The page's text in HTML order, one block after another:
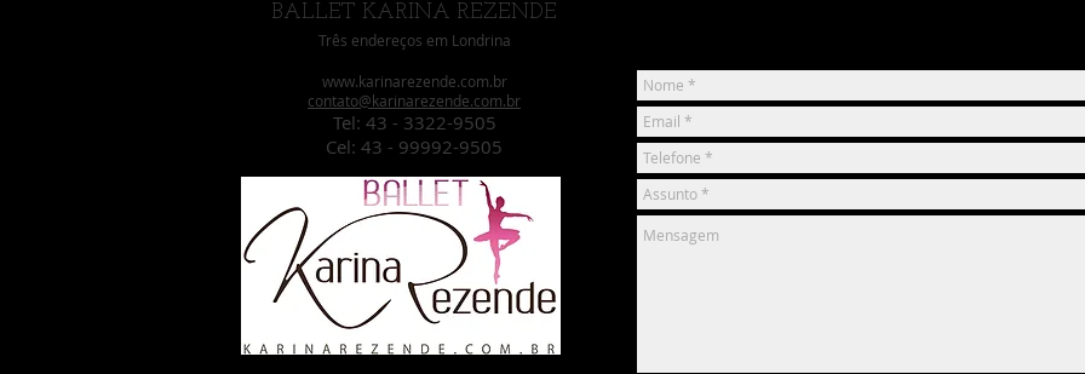
BALLET KARINA REZENDE
Três endereços em Londrina
www.karinarezende.com.br
contato@karinarezende.com.br
Tel: 43 - 3322-9505
Cel: 43 - 99992-9505